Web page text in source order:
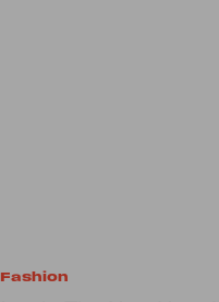
Fashion